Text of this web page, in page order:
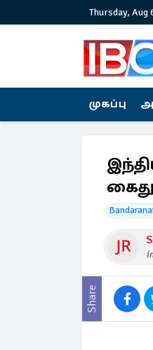
Thursday, Aug
முகப்பு
கைது
Share